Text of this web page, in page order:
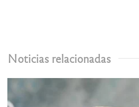
Noticias relacionadas